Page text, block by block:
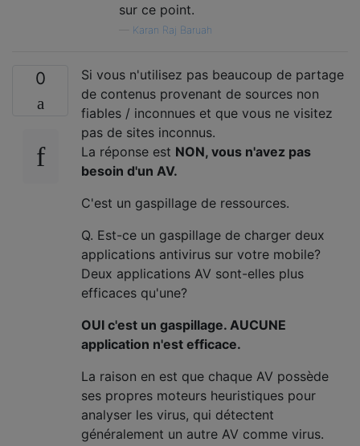
sur ce point.
Karan Raj Baruah
0
Si vous n'utilisez pas beaucoup de partage
de contenus provenant de sources non
fiables / inconnues et que vous ne visitez
pas de sites inconnus.
La réponse est NON, vous n'avez pas
besoin d'un AV.
C'est un gaspillage de ressources.
Q. Est-ce un gaspillage de charger deux
applications antivirus sur votre mobile?
Deux applications AV sont-elles plus
efficaces qu'une?
OUI c'est un gaspillage. AUCUNE
application n'est efficace.
La raison en est que chaque AV possède
ses propres moteurs heuristiques pour
analyser les virus, qui détectent
généralement un autre AV comme virus.